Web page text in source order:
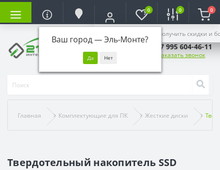
Ваш город —Эль-Монте?
Войдите, чтобы получить скидки и
0 0 0
+7 995 604-46-11
Заказать звонок
Главная Комплектующие для ПК Жесткие диски
Твердотельный накопитель SSD